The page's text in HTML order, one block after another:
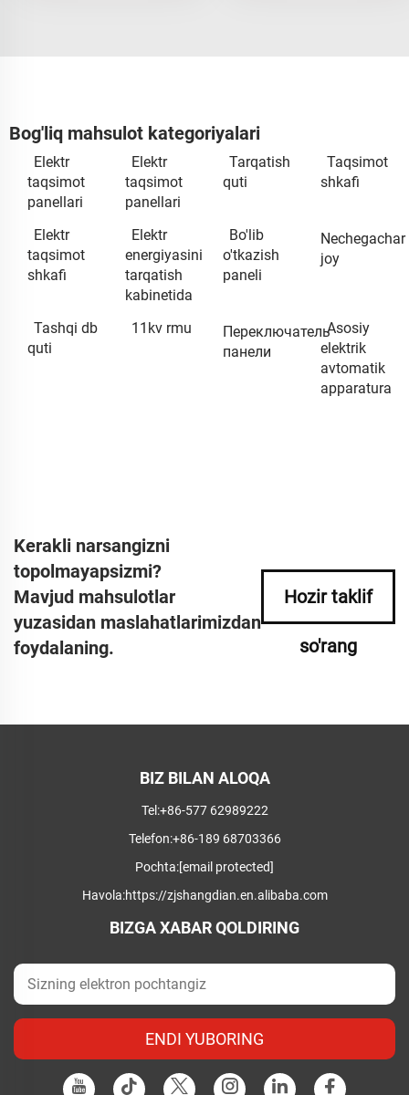
Bog'liq mahsulot kategoriyalari
Elektr
taqsimot
panellari
Elektr
taqsimot
panellari
Tarqatish
quti
Taqsimot
shkafi
Elektr
taqsimot
shkafi
Elektr
energiyasini
tarqatish
kabinetida
Bo'lib
o'tkazish
paneli
Nechegachar
joy
Tashqi db
quti
11kv rmu
Переключатель
панели
Asosiy
elektrik
avtomatik
apparatura
Kerakli narsangizni
topolmayapsizmi?
Mavjud mahsulotlar
yuzasidan maslahatlarimizdan
foydalaning.
Hozir taklif
so'rang
BIZ BILAN ALOQA
Tel:+86-577 62989222
Telefon:+86-189 68703366
Pochta:[email protected]
Havola:https://zjshangdian.en.alibaba.com
BIZGA XABAR QOLDIRING
ENDI YUBORING